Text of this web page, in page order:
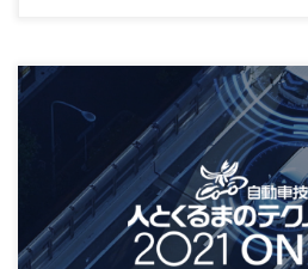
2021年5月26日(水)～7月30日(金)に開催される
オンラ […]